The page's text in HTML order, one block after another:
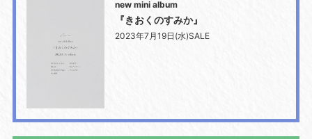
new mini album
『きおくのすみか』
2023年7月19日(水)SALE